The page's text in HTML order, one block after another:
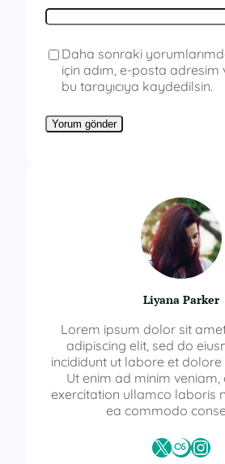
Daha sonraki
için adım, e-posta adresim
bu tarayıcıya kaydedilsin.
Liyana Parker
Lorem ipsum dolor sit
adipiscing elit, sed do
incididunt ut labore et
Ut enim ad minim veniam,
exercitation ullamco laboris
ea commodo
X Last.fmInstagram